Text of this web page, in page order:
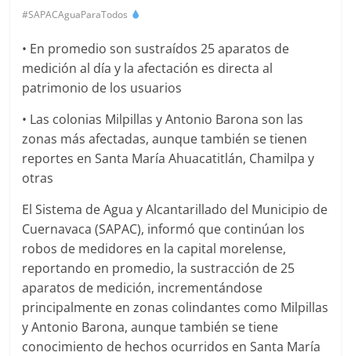
#SAPACAguaParaTodos
• En promedio son sustraídos 25 aparatos de
medición al día y la afectación es directa al
patrimonio de los usuarios
• Las colonias Milpillas y Antonio Barona son las
zonas más afectadas, aunque también se tienen
reportes en Santa María Ahuacatitlán, Chamilpa y
otras
El Sistema de Agua y Alcantarillado del Municipio de
Cuernavaca (SAPAC), informó que continúan los
robos de medidores en la capital morelense,
reportando en promedio, la sustracción de 25
aparatos de medición, incrementándose
principalmente en zonas colindantes como Milpillas
y Antonio Barona, aunque también se tiene
conocimiento de hechos ocurridos en Santa María